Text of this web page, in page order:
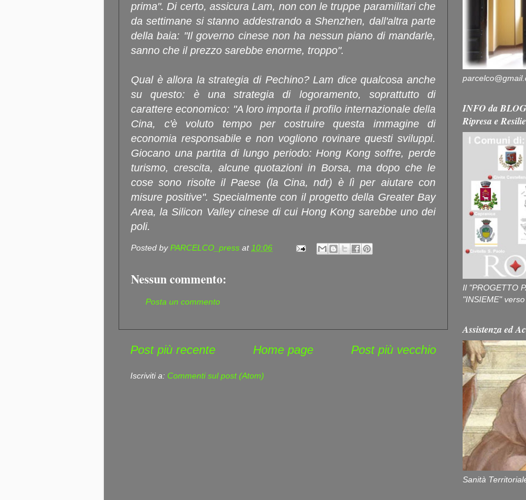
prima". Di certo, assicura Lam, non con le truppe paramilitari che
da settimane si stanno addestrando a Shenzhen, dall'altra parte
della baia: "Il governo cinese non ha nessun piano di mandarle,
sanno che il prezzo sarebbe enorme, troppo".
Qual è allora la strategia di Pechino? Lam dice qualcosa anche
su questo: è una strategia di logoramento, soprattutto di
carattere economico: "A loro importa il profilo internazionale della
Cina, c'è voluto tempo per costruire questa immagine di
economia responsabile e non vogliono rovinare questi sviluppi.
Giocano una partita di lungo periodo: Hong Kong soffre, perde
turismo, crescita, alcune quotazioni in Borsa, ma dopo che le
cose sono risolte il Paese (la Cina, ndr) è lì per aiutare con
misure positive". Specialmente con il progetto della Greater Bay
Area, la Silicon Valley cinese di cui Hong Kong sarebbe uno dei
poli.
Posted byPARCELCO_press at10:06
Nessun commento:
Posta un commento
Post più recente Post più vecchio
Home page
Iscriviti a: Commenti sul post (Atom)
INFO da
Ripresa e
Il "PROGETTO
"INSIEME"
Assistenza ed
Sanità